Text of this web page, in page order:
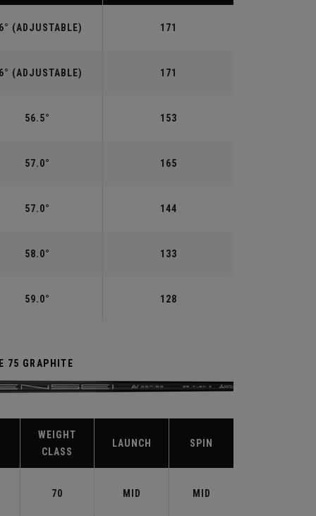
(ADJUSTABLE) 171
(ADJUSTABLE) 171
56.5° 153
57.0° 165
57.0° 144
58.0° 133
59.0° 128
75 GRAPHITE
WEIGHT
CLASS
LAUNCH SPIN
70 MID MID